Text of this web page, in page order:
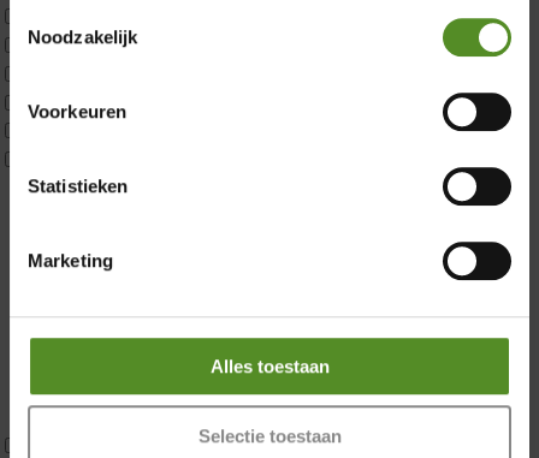
Toestemmingsselectie
Noodzakelijk
Voorkeuren
Statistieken
Marketing
Alles toestaan
Selectie toestaan
p350 twijfelaar
P650 25cm Tweepersoons een kern aanpasbaar
Maatvoering
2 personen split
Tweepersoons 1 kern
Donderdag 12:00 – 17:00
Zaterdag 12:00 – 17:00